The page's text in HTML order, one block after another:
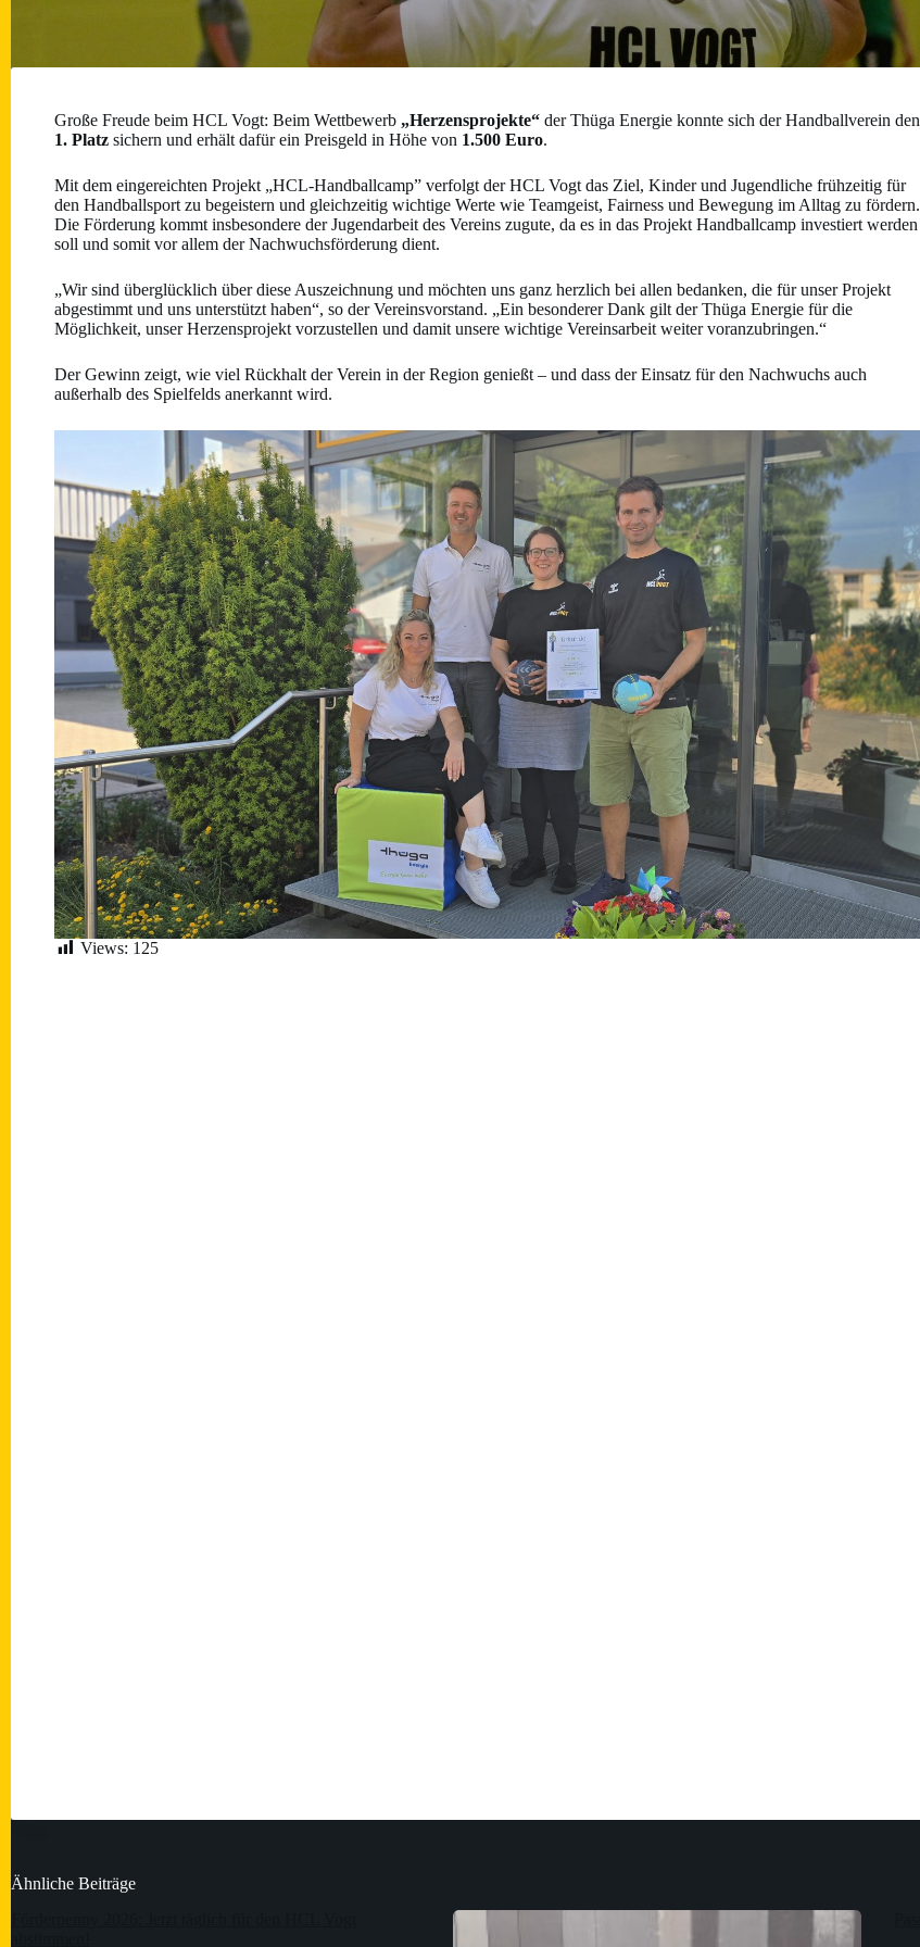
Große Freude beim HCL Vogt: Beim Wettbewerb „Herzensprojekte“ der Thüga Energie konnte sich der Handballverein den
1. Platz sichern und erhält dafür ein Preisgeld in Höhe von 1.500 Euro.
Mit dem eingereichten Projekt „HCL-Handballcamp” verfolgt der HCL Vogt das Ziel, Kinder und Jugendliche frühzeitig für
den Handballsport zu begeistern und gleichzeitig wichtige Werte wie Teamgeist, Fairness und Bewegung im Alltag zu fördern.
Die Förderung kommt insbesondere der Jugendarbeit des Vereins zugute, da es in das Projekt Handballcamp investiert werden
soll und somit vor allem der Nachwuchsförderung dient.
„Wir sind überglücklich über diese Auszeichnung und möchten uns ganz herzlich bei allen bedanken, die für unser Projekt
abgestimmt und uns unterstützt haben“, so der Vereinsvorstand. „Ein besonderer Dank gilt der Thüga Energie für die
Möglichkeit, unser Herzensprojekt vorzustellen und damit unsere wichtige Vereinsarbeit weiter voranzubringen.“
Der Gewinn zeigt, wie viel Rückhalt der Verein in der Region genießt – und dass der Einsatz für den Nachwuchs auch
außerhalb des Spielfelds anerkannt wird.
Views: 125
Ähnliche Beiträge